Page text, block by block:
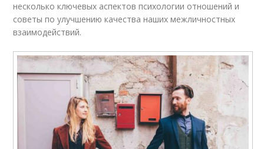
несколько ключевых аспектов психологии отношений и
советы по улучшению качества наших межличностных
взаимодействий.